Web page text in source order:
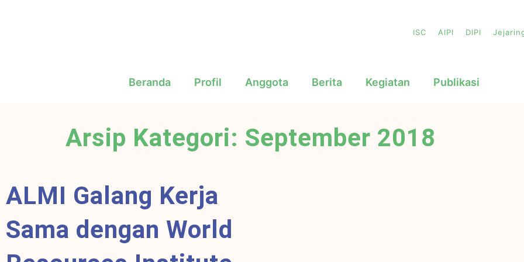
ISC AIPI DIPI
Beranda Profil Anggota Berita Kegiatan Publikasi
Arsip Kategori: September 2018
ALMI Galang Kerja
Sama dengan World